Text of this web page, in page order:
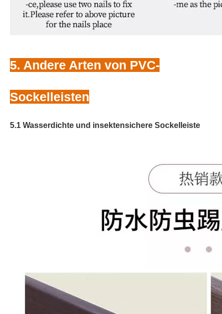
5. Andere Arten von PVC-
Sockelleisten
5.1 Wasserdichte und insektensichere Sockelleiste